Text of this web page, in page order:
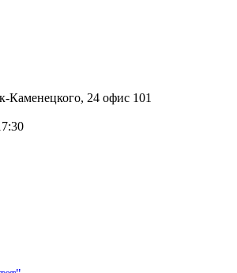
Каменецкого, 24 офис 101